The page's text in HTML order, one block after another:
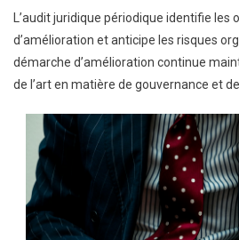
L’audit juridique périodique identifie les
d’amélioration et anticipe les risques
démarche d’amélioration continue
de l’art en matière de gouvernance et